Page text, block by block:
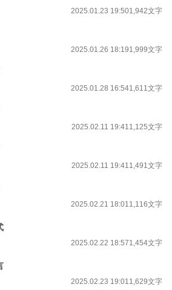
2025.01.23 19:501,942文字
2025.01.26 18:191,999文字
2025.01.28 16:541,611文字
2025.02.11 19:411,125文字
2025.02.11 19:411,491文字
2025.02.21 18:011,116文字
2025.02.22 18:571,454文字
2025.02.23 19:011,629文字